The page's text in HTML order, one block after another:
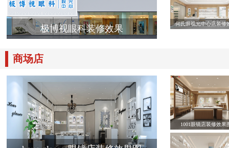
极博视眼科装修效果 何氏眼视光中心店装修
商场店
1001眼镜店装修效果